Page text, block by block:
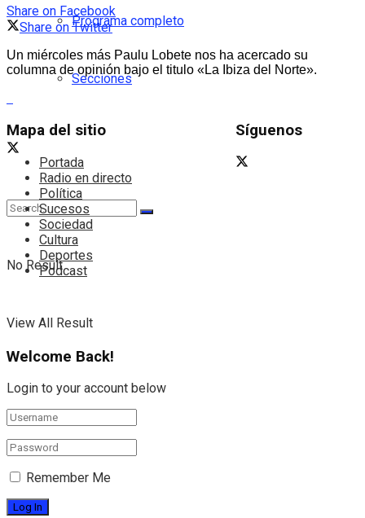
Programa completo
Secciones
No Result
View All Result
Share on Facebook
Share on Twitter
Un miércoles más Paulu Lobete nos ha acercado su
columna de opinión bajo el titulo «La Ibiza del Norte».
Mapa del sitio
Portada
Radio en directo
Política
Sucesos
Sociedad
Cultura
Deportes
Podcast
Síguenos
Welcome Back!
Login to your account below
Remember Me